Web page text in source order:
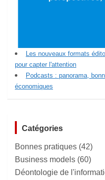
Les nouveaux formats
pour capter l'attention
Podcasts : panorama,
économiques
Catégories
Bonnes pratiques (42)
Business models (60)
Déontologie de